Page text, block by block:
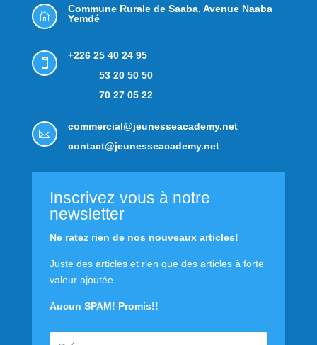

Commune Rurale de Saaba, Avenue Naaba
Yemdé

+226 25 40 24 95
53 20 50 50
70 27 05 22

commercial@jeunesseacademy.net
contact@jeunesseacademy.net
Inscrivez vous à notre
newsletter
Ne ratez rien de nos nouveaux articles!
Juste des articles et rien que des articles à forte
valeur ajoutée.
Aucun SPAM! Promis!!